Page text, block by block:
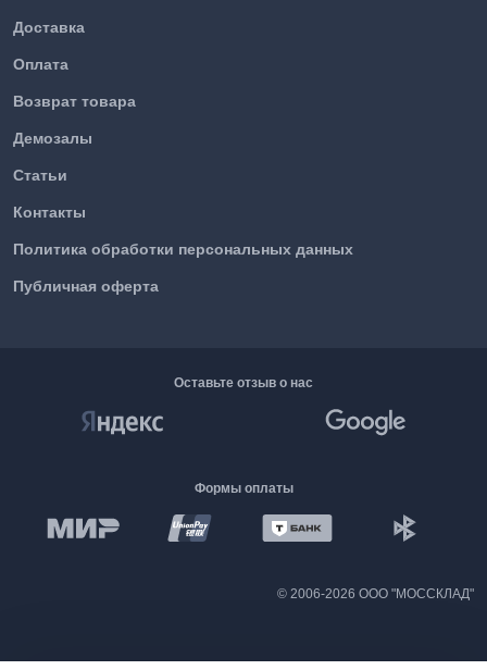
Доставка
Оплата
Возврат товара
Демозалы
Статьи
Контакты
Политика обработки персональных данных
Публичная оферта
Оставьте отзыв о нас
Формы оплаты
© 2006-2026 ООО "МОССКЛАД"